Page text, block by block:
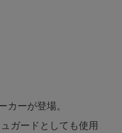
ーが登場。
ガードとしても使用